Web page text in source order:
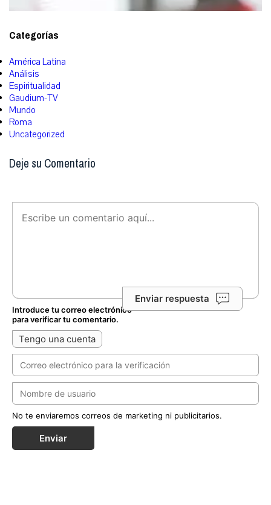
Categorías
América Latina
Análisis
Espiritualidad
Gaudium-TV
Mundo
Roma
Uncategorized
Deje su Comentario
Enviar respuesta
Introduce tu correo electrónico
para verificar tu comentario.
Tengo una cuenta
No te enviaremos correos de marketing ni publicitarios.
Enviar